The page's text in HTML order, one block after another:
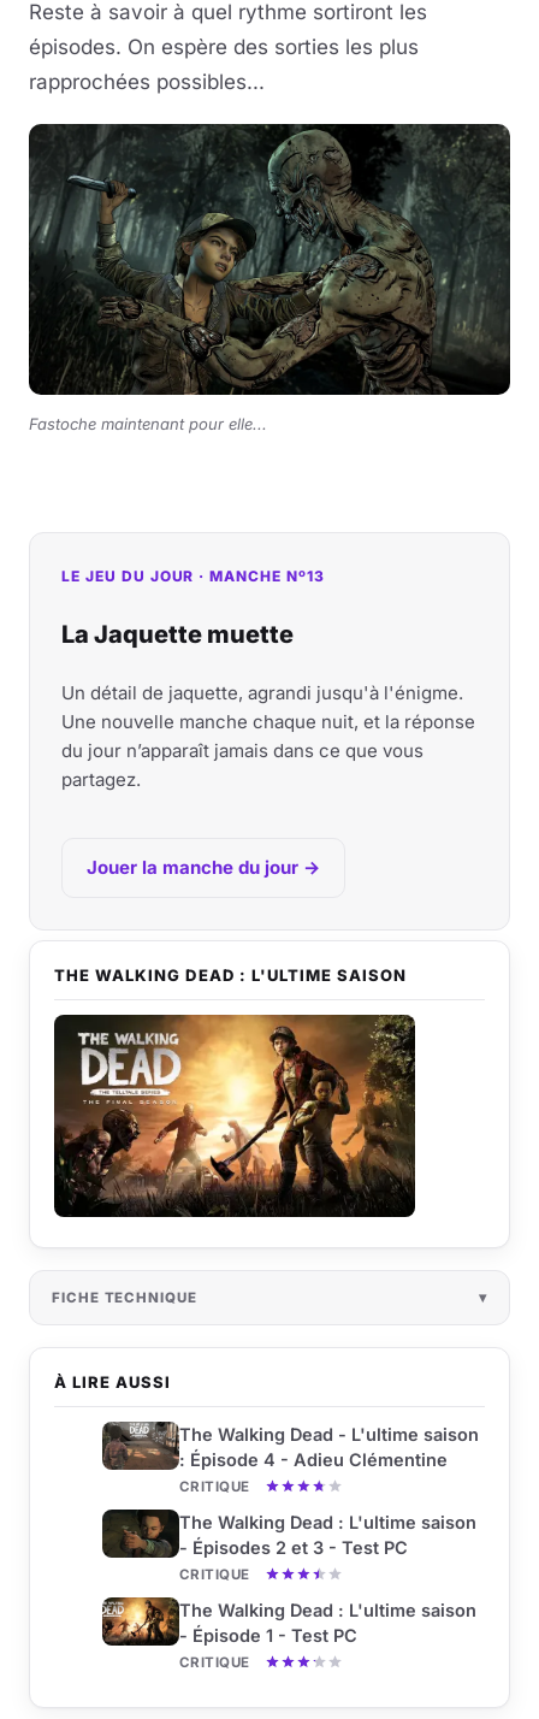
Reste à savoir à quel rythme sortiront les
épisodes. On espère des sorties les plus
rapprochées possibles...
Fastoche maintenant pour elle...
LE JEU DU JOUR · MANCHE Nº13
La Jaquette muette
Un détail de jaquette, agrandi jusqu'à l'énigme.
Une nouvelle manche chaque nuit, et la réponse
du jour n’apparaît jamais dans ce que vous
partagez.
Jouer la manche du jour →
À LIRE AUSSI
The Walking Dead - L'ultime saison
: Épisode 4 - Adieu Clémentine
CRITIQUE
The Walking Dead : L'ultime saison
- Épisodes 2 et 3 - Test PC
CRITIQUE
The Walking Dead : L'ultime saison
- Épisode 1 - Test PC
CRITIQUE
THE WALKING DEAD : L'ULTIME SAISON
FICHE TECHNIQUE